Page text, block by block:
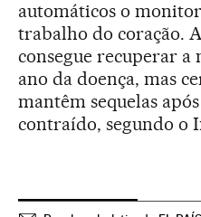
automáticos o
trabalho do coração.
consegue recuperar a
ano da doença, mas
mantêm sequelas
contraído, segundo o